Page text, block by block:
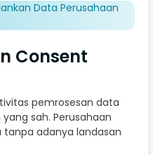
Data Perusahaan
Consent
pemrosesan data
sah. Perusahaan
adanya landasan